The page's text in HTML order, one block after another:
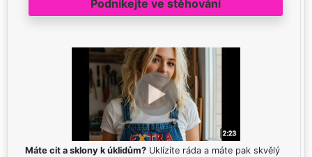
Podnikejte ve stěhování
Máte cit a sklony k úklidům? Uklízíte ráda a máte pak skvělý